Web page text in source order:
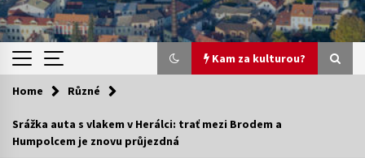
Kam za kulturou?
Kam za kulturou?
Letní koncerty ve Stromovce: Ars Camerata a
Home Různé
Srážka auta s vlakem v Herálci: trať mezi Brodem a
Humpolcem je znovu průjezdná